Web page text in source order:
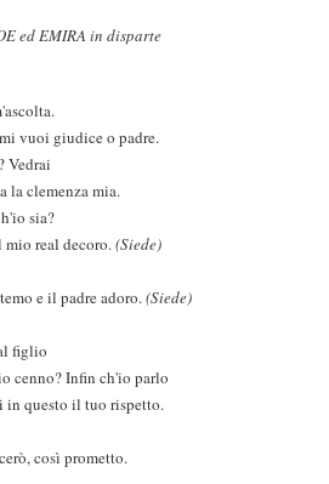
ed EMIRA in disparte
vuoi giudice o padre.
Vedrai
la clemenza mia.
sia?
mio real decoro.(Siede)
e il padre adoro.(Siede)
figlio
cenno? Infin ch'io parlo
in questo il tuo rispetto.
così prometto.